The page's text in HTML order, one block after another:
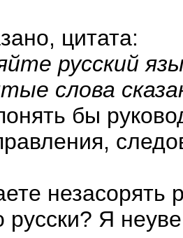
цитата:
русский
слова
бы
незасорять
русски? Я